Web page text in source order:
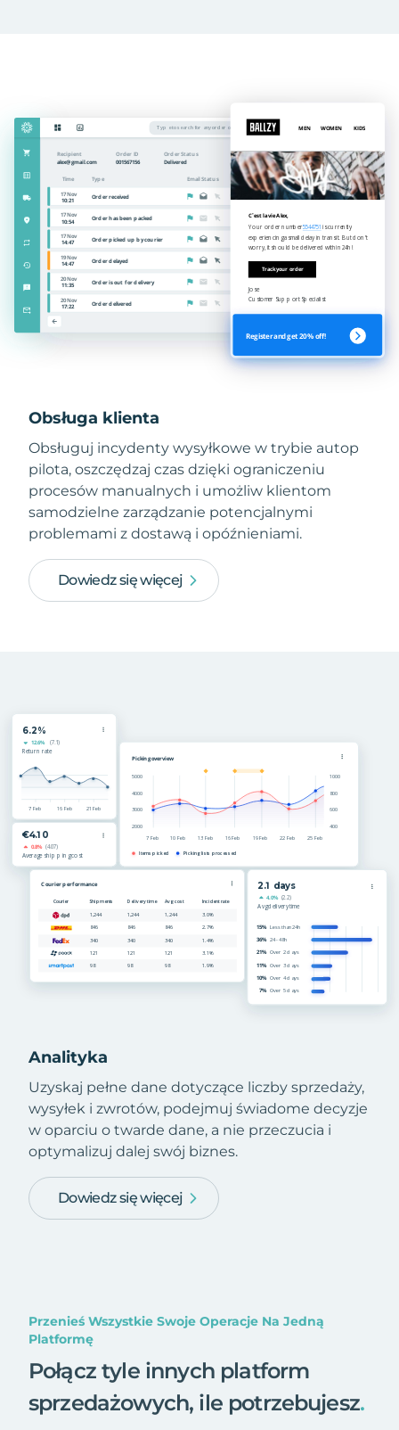
Obsługa klienta
Obsługuj incydenty wysyłkowe w trybie autop
pilota, oszczędzaj czas dzięki ograniczeniu
procesów manualnych i umożliw klientom
samodzielne zarządzanie potencjalnymi
problemami z dostawą i opóźnieniami.
Dowiedz się więcej
Analityka
Uzyskaj pełne dane dotyczące liczby sprzedaży,
wysyłek i zwrotów, podejmuj świadome decyzje
w oparciu o twarde dane, a nie przeczucia i
optymalizuj dalej swój biznes.
Dowiedz się więcej
Przenieś Wszystkie Swoje Operacje Na Jedną
Platformę
Połącz tyle innych platform
sprzedażowych, ile potrzebujesz.